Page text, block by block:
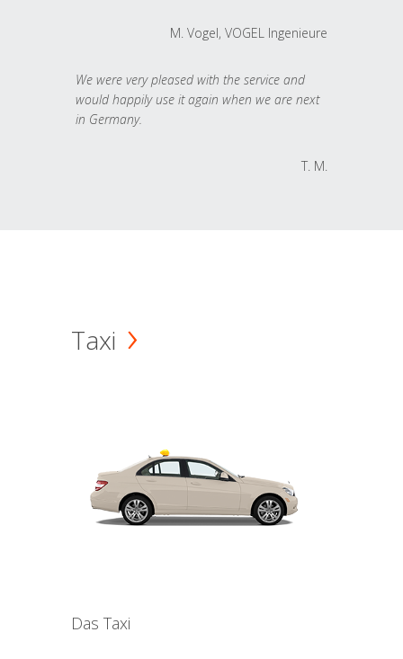
M. Vogel, VOGEL Ingenieure
We were very pleased with the service and
would happily use it again when we are next
in Germany.
T. M.
Taxi
Das Taxi